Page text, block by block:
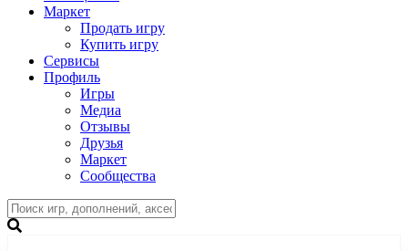
Маркет
Продать игру
Купить игру
Сервисы
Профиль
Игры
Медиа
Отзывы
Друзья
Маркет
Сообщества